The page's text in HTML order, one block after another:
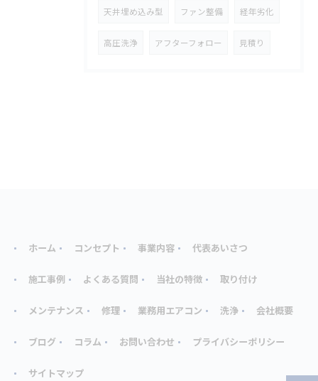
天井埋め込み型 ファン整備 経年劣化
高圧洗浄 アフターフォロー 見積り
ホーム コンセプト 事業内容 代表あいさつ
施工事例 よくある質問 当社の特徴 取り付け
メンテナンス 修理 業務用エアコン 洗浄 会社概要
ブログ コラム お問い合わせ プライバシーポリシー
サイトマップ